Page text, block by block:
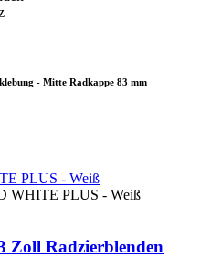
- Mitte Radkappe 83 mm
Zoll Radzierblenden